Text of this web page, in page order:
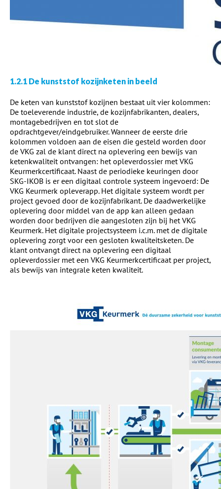
1.2.1 De kunststof kozijnketen in beeld
De keten van kunststof kozijnen bestaat uit vier kolommen:
De toeleverende industrie, de kozijnfabrikanten, dealers,
montagebedrijven en tot slot de
opdrachtgever/eindgebruiker. Wanneer de eerste drie
kolommen voldoen aan de eisen die gesteld worden door
de VKG zal de klant direct na oplevering een bewijs van
ketenkwaliteit ontvangen: het opleverdossier met VKG
Keurmerkcertificaat. Naast de periodieke keuringen door
SKG-IKOB is er een digitaal controle systeem ingevoerd: De
VKG Keurmerk opleverapp. Het digitale systeem wordt per
project gevoed door de kozijnfabrikant. De daadwerkelijke
oplevering door middel van de app kan alleen gedaan
worden door bedrijven die aangesloten zijn bij het VKG
Keurmerk. Het digitale projectsysteem i.c.m. met de digitale
oplevering zorgt voor een gesloten kwaliteitsketen. De
klant ontvangt direct na oplevering een digitaal
opleverdossier met een VKG Keurmerkcertificaat per project,
als bewijs van integrale keten kwaliteit.